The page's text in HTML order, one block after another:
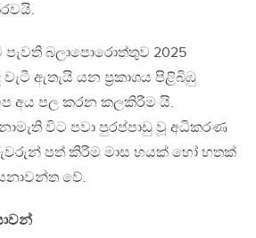
බලාපොරොත්තුව 2025
ඇතැයි යන ප්‍රකාශය පිළිබිඹු
අය පල කරන කලකිරීම යි.
විට පවා පුරප්පාඩු වූ අධිකරණ
පත් කිරීම මාස හයක් හෝ හතක්
වේ.